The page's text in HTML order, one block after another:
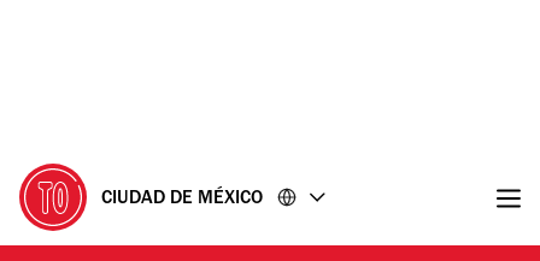
CIUDAD DE MÉXICO